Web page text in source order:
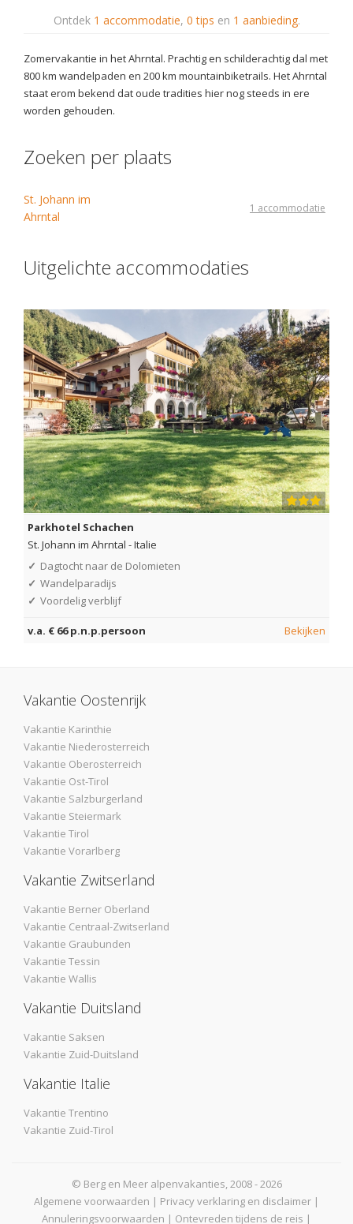
Ontdek 1 accommodatie, 0 tips en 1 aanbieding.
Zomervakantie in het Ahrntal. Prachtig en schilderachtig dal met
800 km wandelpaden en 200 km mountainbiketrails. Het Ahrntal
staat erom bekend dat oude tradities hier nog steeds in ere
worden gehouden.
Zoeken per plaats
St. Johann im
Ahrntal
1 accommodatie
Uitgelichte accommodaties
Parkhotel Schachen
St. Johann im Ahrntal -Italie
✓ Dagtocht naar de Dolomieten
✓ Wandelparadijs
✓ Voordelig verblijf
v.a. € 66 p.n.p.persoon Bekijken
Vakantie Oostenrijk
Vakantie Karinthie
Vakantie Niederosterreich
Vakantie Oberosterreich
Vakantie Ost-Tirol
Vakantie Salzburgerland
Vakantie Steiermark
Vakantie Tirol
Vakantie Vorarlberg
Vakantie Zwitserland
Vakantie Berner Oberland
Vakantie Centraal-Zwitserland
Vakantie Graubunden
Vakantie Tessin
Vakantie Wallis
Vakantie Duitsland
Vakantie Saksen
Vakantie Zuid-Duitsland
Vakantie Italie
Vakantie Trentino
Vakantie Zuid-Tirol
© Berg en Meer alpenvakanties, 2008 - 2026
Algemene voorwaarden | Privacy verklaring en disclaimer |
Annuleringsvoorwaarden | Ontevreden tijdens de reis |